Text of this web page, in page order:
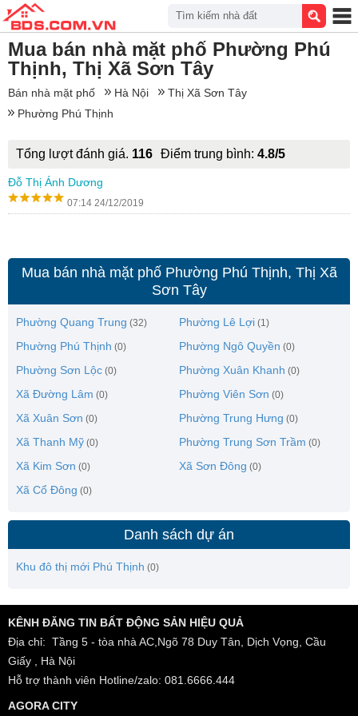
Mua bán nhà mặt phố Phường Phú
Thịnh, Thị Xã Sơn Tây
Bán nhà mặt phố Hà Nội
Thị Xã Sơn Tây
Phường Phú Thịnh
Tổng lượt đánh giá. 116 Điểm trung bình: 4.8/5
Đỗ Thị Ánh Dương
07:14 24/12/2019
Mua bán nhà mặt phố Phường Phú Thịnh, Thị Xã
Sơn Tây
Phường Quang Trung (32) Phường Lê Lợi (1)
Phường Phú Thịnh (0) Phường Ngô Quyền (0)
Phường Sơn Lộc (0) Phường Xuân Khanh (0)
Xã Đường Lâm (0) Phường Viên Sơn (0)
Xã Xuân Sơn (0) Phường Trung Hưng (0)
Xã Thanh Mỹ (0) Phường Trung Sơn Trầm (0)
Xã Kim Sơn (0) Xã Sơn Đông (0)
Xã Cổ Đông (0)
Danh sách dự án
Khu đô thị mới Phú Thịnh (0)
Tìm kiếm nhà đất
KÊNH ĐĂNG TIN BẤT ĐỘNG SẢN HIỆU QUẢ
Địa chỉ: Tầng 5 - tòa nhà AC,Ngõ 78 Duy Tân, Dịch Vọng, Cầu
Giấy , Hà Nội
Hỗ trợ thành viên Hotline/zalo: 081.6666.444
AGORA CITY